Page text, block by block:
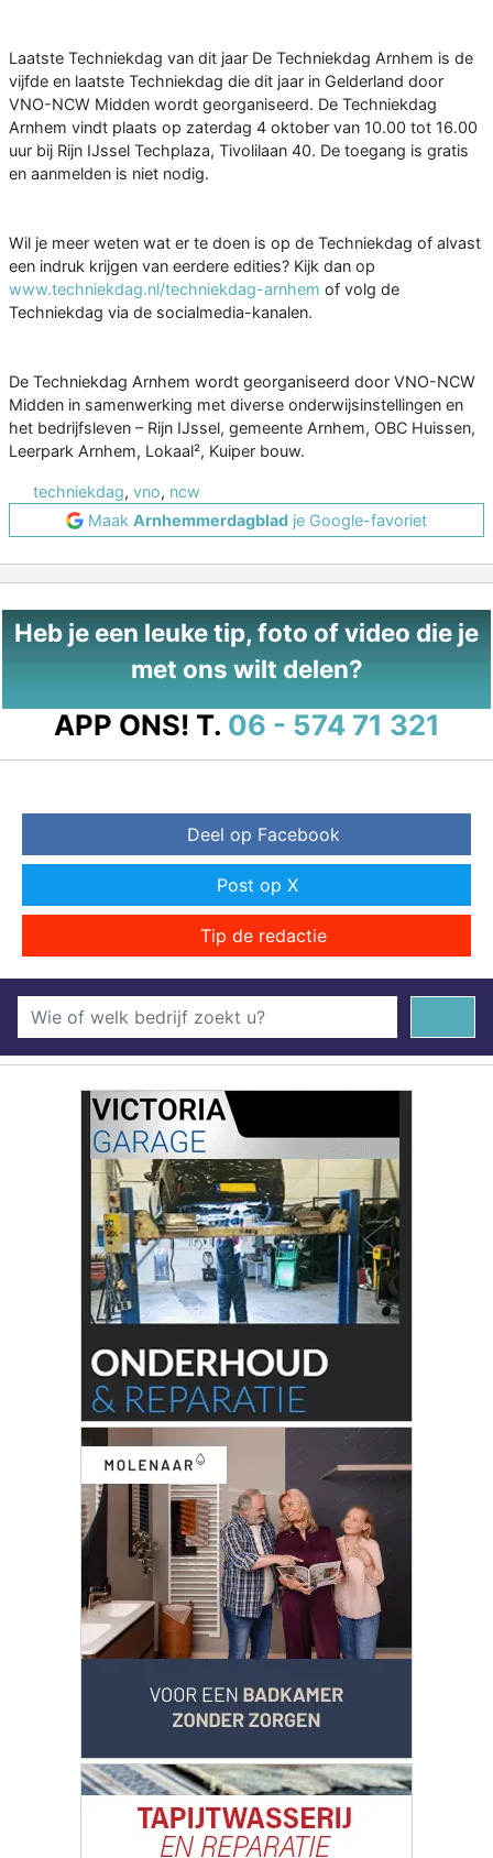
Laatste Techniekdag van dit jaar De Techniekdag Arnhem is de
vijfde en laatste Techniekdag die dit jaar in Gelderland door
VNO-NCW Midden wordt georganiseerd. De Techniekdag
Arnhem vindt plaats op zaterdag 4 oktober van 10.00 tot 16.00
uur bij Rijn IJssel Techplaza, Tivolilaan 40. De toegang is gratis
en aanmelden is niet nodig.
Wil je meer weten wat er te doen is op de Techniekdag of alvast
een indruk krijgen van eerdere edities? Kijk dan op
www.techniekdag.nl/techniekdag-arnhem of volg de
Techniekdag via de socialmedia-kanalen.
De Techniekdag Arnhem wordt georganiseerd door VNO-NCW
Midden in samenwerking met diverse onderwijsinstellingen en
het bedrijfsleven – Rijn IJssel, gemeente Arnhem, OBC Huissen,
Leerpark Arnhem, Lokaal², Kuiper bouw.
techniekdag, vno, ncw
Maak Arnhemmerdagblad je Google-favoriet
Heb je een leuke tip, foto of video die je
met ons wilt delen?
APP ONS! T. 06 - 574 71 321
Deel op Facebook
Post op X
Tip de redactie